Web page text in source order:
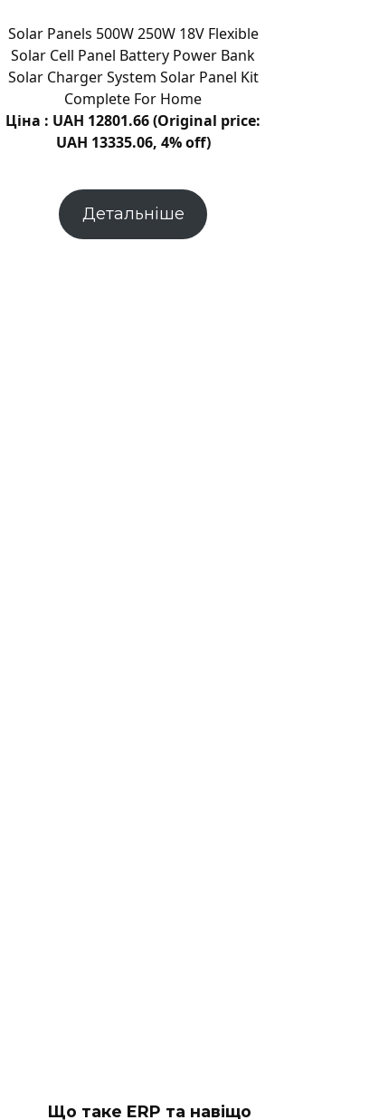
більше
води
на
Марсі
Solar Panels 500W 250W 18V Flexible
Solar Cell Panel Battery Power Bank
Solar Charger System Solar Panel Kit
Complete For Home
Ціна : UAH 12801.66 (Original price:
UAH 13335.06, 4% off)
Детальніше
Що таке ERP та навіщо